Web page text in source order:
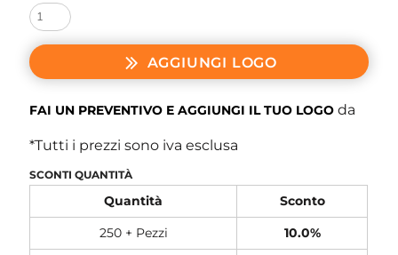
AGGIUNGI LOGO
FAI UN PREVENTIVO E AGGIUNGI IL TUO LOGO da
*Tutti i prezzi sono iva esclusa
SCONTI QUANTITÀ
Quantità
Sconto
250 + Pezzi
10.0%